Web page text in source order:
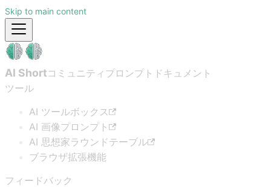
Skip to main content
AI Short コミュニティプロンプト ドキュメント
ツール
AI ツールボックス
AI 画像プロンプト
AI 思想家ラウンドテーブル
ブラウザ拡張機能
フィードバック